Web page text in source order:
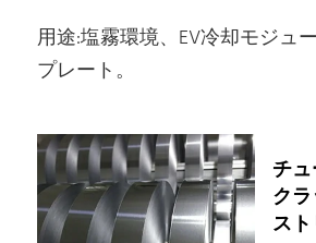
用途:塩霧環境、EV冷却モジュ
プレート。
チ
ク
ス